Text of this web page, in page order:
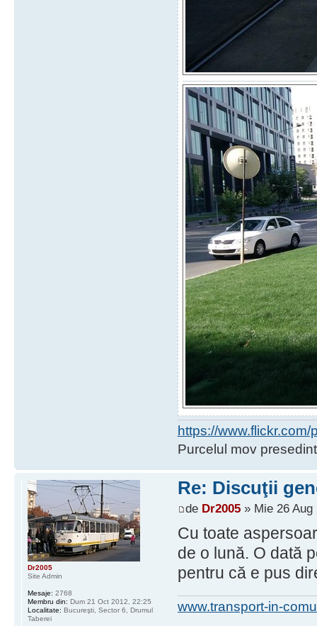
https://
Purcelul mov
Re: Discuţii
de Dr2005» Mie 26 Aug
Cu toate
de o lună. O dată
pentru că e pus
www.transport-in-
Dr2005
Site Admin
Mesaje: 2768
Membru din: Dum 21 Oct 2012, 22:25
Localitate: Bucureşti, Sector 6, Drumul
Taberei